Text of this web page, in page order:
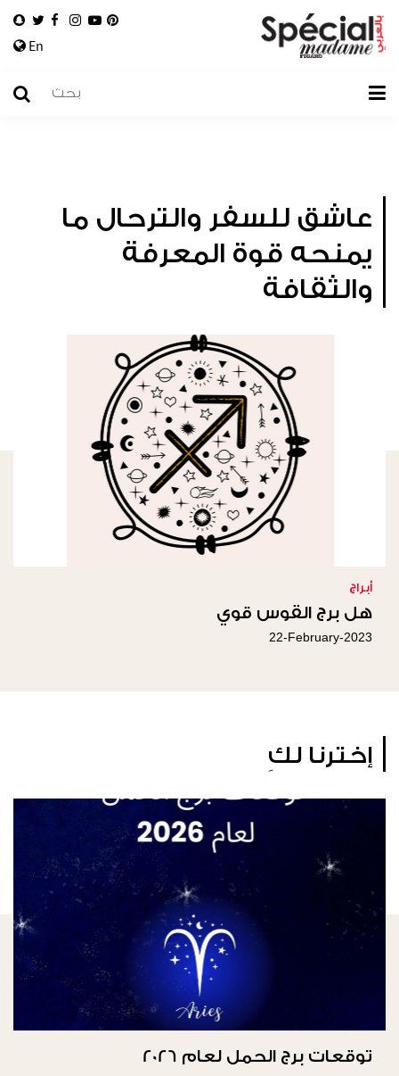
En
عاشق للسفر والترحال ما
يمنحه قوة المعرفة
والثقافة
أبراج
هل برج القوس قوي
22-February-2023
إخترنا لكِ
توقعات برج الحمل لعام 2026